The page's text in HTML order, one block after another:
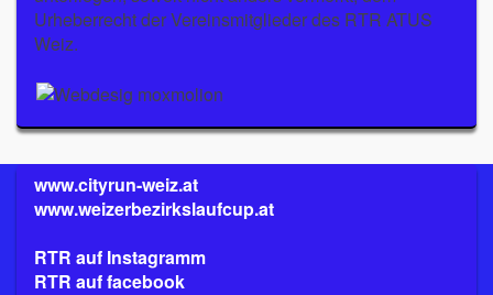
Urheberrecht der Vereinsmitglieder des RTR ATUS
Weiz.
www.cityrun-weiz.at
www.weizerbezirkslaufcup.at
RTR auf Instagramm
RTR auf facebook